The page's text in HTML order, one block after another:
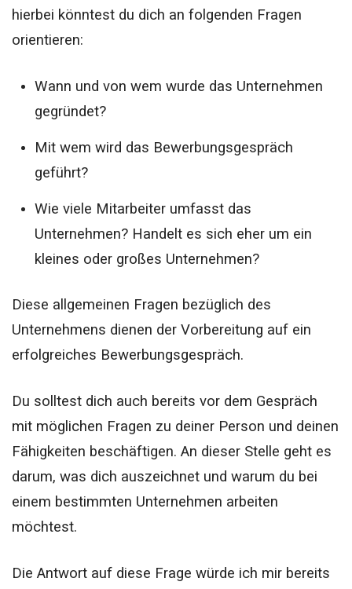
hierbei könntest du dich an folgenden Fragen
orientieren:
Wann und von wem wurde das Unternehmen
gegründet?
Mit wem wird das Bewerbungsgespräch
geführt?
Wie viele Mitarbeiter umfasst das
Unternehmen? Handelt es sich eher um ein
kleines oder großes Unternehmen?
Diese allgemeinen Fragen bezüglich des
Unternehmens dienen der Vorbereitung auf ein
erfolgreiches Bewerbungsgespräch.
Du solltest dich auch bereits vor dem Gespräch
mit möglichen Fragen zu deiner Person und deinen
Fähigkeiten beschäftigen. An dieser Stelle geht es
darum, was dich auszeichnet und warum du bei
einem bestimmten Unternehmen arbeiten
möchtest.
Die Antwort auf diese Frage würde ich mir bereits